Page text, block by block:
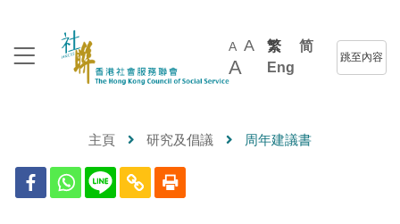
A A
A
繁
简
Eng
跳至內容
主頁 研究及倡議 周年建議書